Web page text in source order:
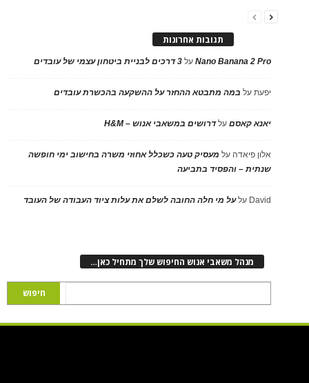
תגובות אחרונות
Nano Banana 2 Proעל 3 דרכים לבניית ביטחון עצמי של עובדים
יפעתעל במה מתבטא ההחזר על ההשקעה בהכשרת עובדים
יאנא קאסםעלדרושים במשאבי אנוש – H&M
אלון פיאדה על מעסיק טעה כשכלל אחוזי משרה בחישוב ימי חופשה
שנתית – והפסיד בתביעה
David עלעל מי חלה החובה לשלם את עלות ציוד העבודה של העובד
מנהל משאבי אנוש החיפוש שלך מתחיל כאן…